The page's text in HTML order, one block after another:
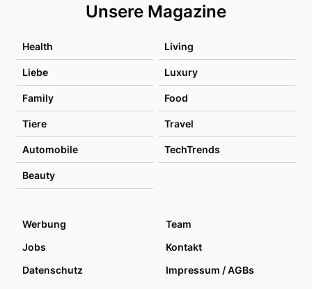
Unsere Magazine
Health Living
Liebe Luxury
Family Food
Tiere Travel
Automobile TechTrends
Beauty
Werbung
Team
Jobs
Kontakt
Datenschutz
Impressum / AGBs